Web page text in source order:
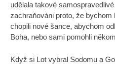
udělala takové
zachraňováni proto, že
chopili nové šance, abychom
Boha, nebo sami pomohli
Když si Lot vybral Sodomu a